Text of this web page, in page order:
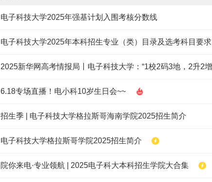
电子科技大学2025年强基计划入围考核分数线
电子科技大学2025年本科招生专业（类）目录及选考科目要求
6.18专场直播！电小科10岁生日会~~
招生季 | 电子科技大学格拉斯哥海南学院2025招生简介
电子科技大学格拉斯哥学院2025招生简介
院你来电·专业领航 | 2025电子科大本科招生学院大合集